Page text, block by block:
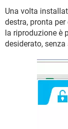
Una volta
destra, pronta
la riproduzione è
desiderato,